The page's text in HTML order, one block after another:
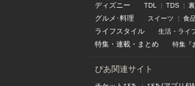
ディズニー TDL TDS
グルメ･料理 スイーツ 食
ライフスタイル 生活・ライ
特集 ・ 連載 ・ まとめ 特集『
ぴあ関連サイト